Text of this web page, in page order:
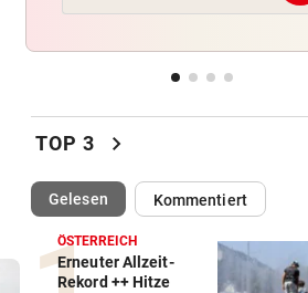
„Weltmeister-Sprosses“
Altachs Massombo kennt den
Schlüssel zum Erfolg
URSACHE GEKLÄRT
Zigarettenstummel Grund für
Brand in Wohnhaus
TOP 3 chevron_right
Gelesen(ausgewählt)Kommentiert
ÖSTERREICH
Erneuter Allzeit-
Rekord ++ Hitze